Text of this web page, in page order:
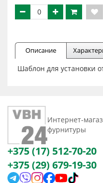
Описание
Шаблон для установки
Интернет-
фурнитуры
+375 (17) 512-70-20
+375 (29) 679-19-30